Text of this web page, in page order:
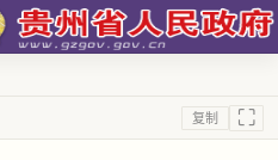
复制 ⛶